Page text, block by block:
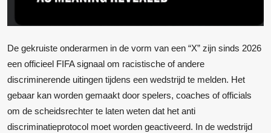
De gekruiste onderarmen in de vorm van een “X” zijn sinds 2026
een officieel FIFA signaal om racistische of andere
discriminerende uitingen tijdens een wedstrijd te melden. Het
gebaar kan worden gemaakt door spelers, coaches of officials
om de scheidsrechter te laten weten dat het anti
discriminatieprotocol moet worden geactiveerd. In de wedstrijd